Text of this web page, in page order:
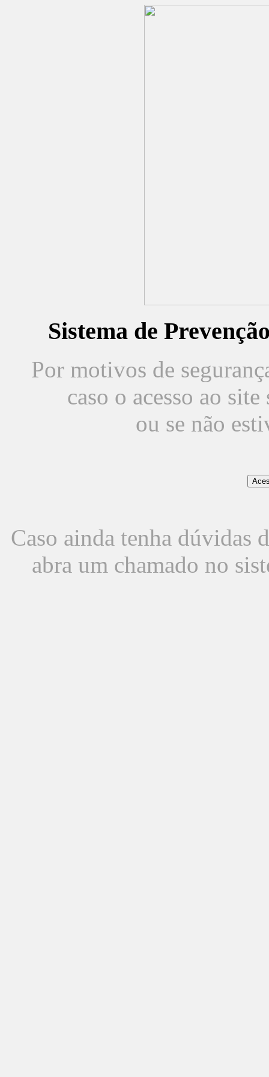
Sistema de
Por motivos de
caso o acesso ao
ou se não
Caso ainda tenha dúvidas
abra um chamado no